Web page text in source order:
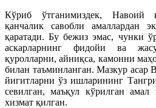
Кўриб ўтганимиздек, Навоий
қанчалик савобли амаллардан
қаратади. Бу бежиз эмас, чунки
аскарларнинг фидойи ва
қуролларни, айниқса, камонни
билан таъминланган. Мазкур асар
йигитларни ўз ишларининг
севилган, маъқул кўрилган амал
хизмат қилган.